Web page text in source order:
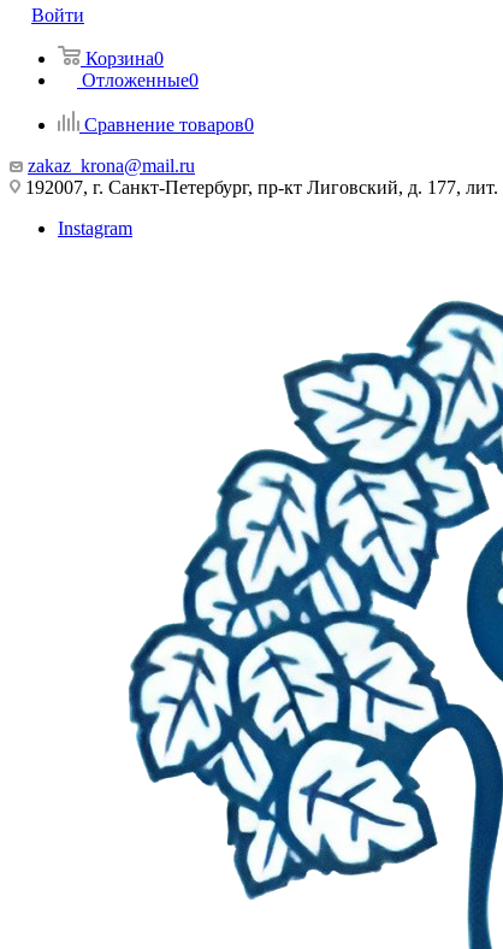
Войти
Корзина0
Отложенные0
Сравнение товаров0
zakaz_krona@mail.ru
192007, г. Санкт-Петербург, пр-кт Лиговский, д. 177,
Instagram